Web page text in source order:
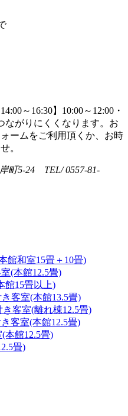
～16:30】 10:00～12:00・
ながりにくくなります。お
ームをご利用頂くか、お時
。
町5-24 TEL/ 0557-81-
館和室15畳＋10畳)
(本館12.5畳)
館15畳以上)
客室(本館13.5畳)
客室(離れ棟12.5畳)
客室(本館12.5畳)
本館12.5畳)
畳)